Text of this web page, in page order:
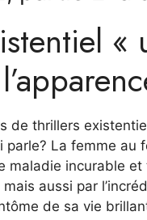
«
de thrillers
parle? La femme au
maladie incurable
aussi par
de sa vie